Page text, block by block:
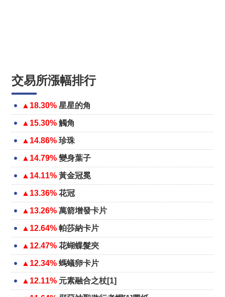
交易所漲幅排行
▲18.30% 星星的角
▲15.30% 觸角
▲14.86% 珍珠
▲14.79% 變身葉子
▲14.11% 黃金冠冕
▲13.36% 花冠
▲13.26% 萬箭增發卡片
▲12.64% 帕莎納卡片
▲12.47% 花蝴蝶髮夾
▲12.34% 螞蟻卵卡片
▲12.11% 元素融合之杖[1]